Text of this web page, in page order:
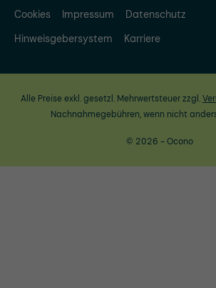
Cookies Impressum
Datenschutz
Hinweisgebersystem
Karriere
Alle Preise exkl. gesetzl. Mehrwertsteuer zzgl.
Nachnahmegebühren, wenn nicht
© 2026 - Ocono